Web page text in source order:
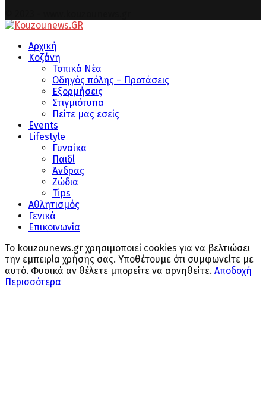
Αρχική
Κοζάνη
Τοπικά Νέα
Οδηγός πόλης – Προτάσεις
Εξορμήσεις
Στιγμιότυπα
Πείτε μας εσείς
Events
Lifestyle
Γυναίκα
Παιδί
Άνδρας
Ζώδια
Tips
Αθλητισμός
Γενικά
Επικοινωνία
Το kouzounews.gr χρησιμοποιεί cookies για να βελτιώσει
την εμπειρία χρήσης σας. Υποθέτουμε ότι συμφωνείτε με
αυτό. Φυσικά αν θέλετε μπορείτε να αρνηθείτε. Αποδοχή
Περισσότερα